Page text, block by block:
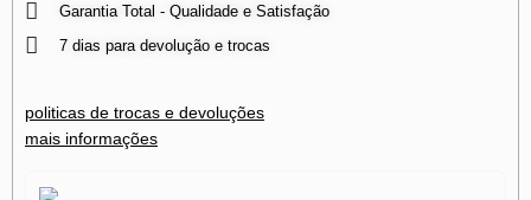
Garantia Total - Qualidade e Satisfação
7 dias para devolução e trocas
politicas de trocas e devoluções
mais informações